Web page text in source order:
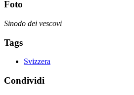
Foto
Sinodo dei vescovi
Tags
Svizzera
Condividi